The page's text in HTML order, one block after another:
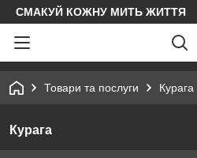
СМАКУЙ КОЖНУ МИТЬ ЖИТТЯ
Товари та послуги Курага
Курага